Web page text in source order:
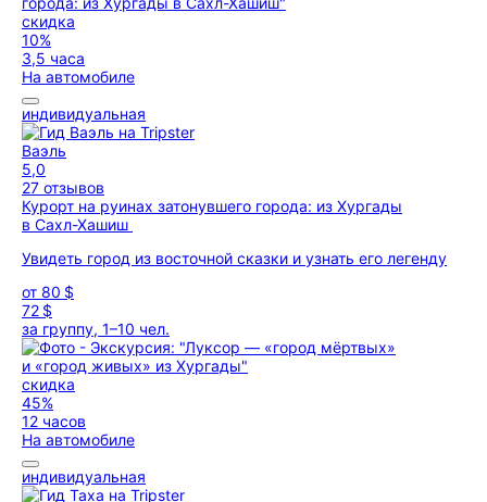
скидка
10%
3,5 часа
На автомобиле
индивидуальная
Ваэль
5,0
27 отзывов
Курорт на руинах затонувшего города: из Хургады
в Сахл-Хашиш
Увидеть город из восточной сказки и узнать его легенду
от 80 $
72 $
за группу, 1–10 чел.
скидка
45%
12 часов
На автомобиле
индивидуальная